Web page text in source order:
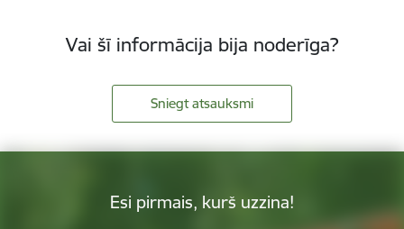
Vai šī informācija bija noderīga?
Sniegt atsauksmi
Esi pirmais, kurš uzzina!